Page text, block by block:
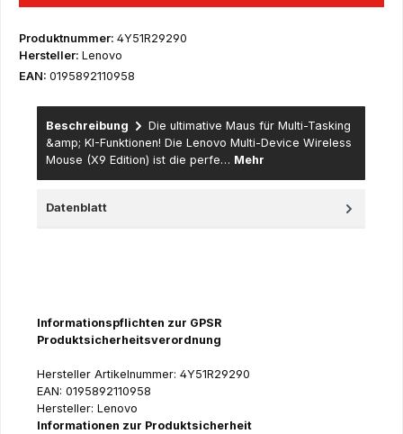
Produktnummer: 4Y51R29290
Hersteller: Lenovo
EAN: 0195892110958
Beschreibung
Die ultimative Maus für Multi-Tasking
&amp; KI-Funktionen! Die Lenovo Multi-Device Wireless
Mouse (X9 Edition) ist die perfe… Mehr
Datenblatt
Informationspflichten zur GPSR
Produktsicherheitsverordnung
Hersteller Artikelnummer: 4Y51R29290
EAN: 0195892110958
Hersteller: Lenovo
Informationen zur Produktsicherheit